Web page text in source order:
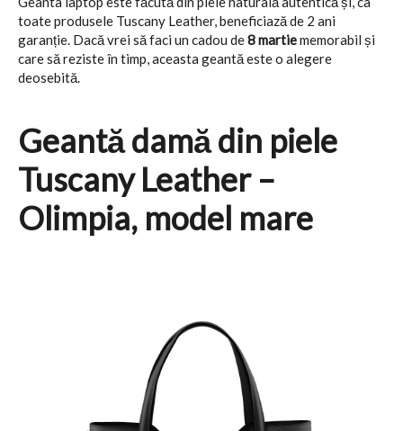
toate produsele Tuscany Leather, beneficiază de 2 ani
garanție. Dacă vrei să faci un cadou de8 martiememorabil și
care să reziste în timp, aceasta geantă este o alegere
deosebită.
Geantă damă din piele
Tuscany Leather –
Olimpia, model mare